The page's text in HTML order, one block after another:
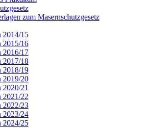
zum Masernschutzgesetz
2014/15
2015/16
2016/17
2017/18
2018/19
2019/20
2020/21
2021/22
2022/23
2023/24
2024/25